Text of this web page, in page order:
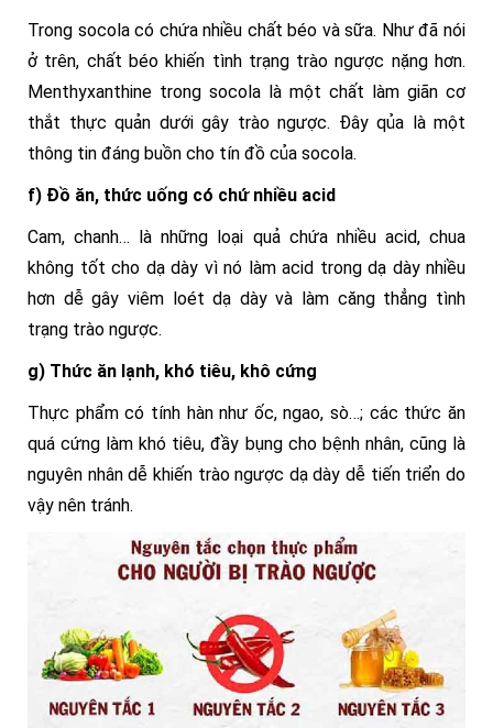
Trong socola có chứa nhiều chất béo và sữa. Như đã nói
ở trên, chất béo khiến tình trạng trào ngược nặng hơn.
Menthyxanthine trong socola là một chất làm giãn cơ
thắt thực quản dưới gây trào ngược. Đây qủa là một
thông tin đáng buồn cho tín đồ của socola.
f) Đồ ăn, thức uống có chứ nhiều acid
Cam, chanh… là những loại quả chứa nhiều acid, chua
không tốt cho dạ dày vì nó làm acid trong dạ dày nhiều
hơn dễ gây viêm loét dạ dày và làm căng thẳng tình
trạng trào ngược.
g) Thức ăn lạnh, khó tiêu, khô cứng
Thực phẩm có tính hàn như ốc, ngao, sò…; các thức ăn
quá cứng làm khó tiêu, đầy bụng cho bệnh nhân, cũng là
nguyên nhân dễ khiến trào ngược dạ dày dễ tiến triển do
vậy nên tránh.